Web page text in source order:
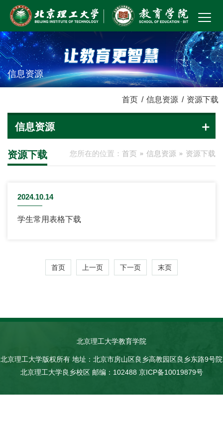
信息资源
首页 / 信息资源 / 资源下载
信息资源
您所在的位置： 首页 信息资源 资源下载
资源下载
2024.10.14
学生常用表格下载
首页 上一页 下一页 末页
北京理工大学教育学院
北京理工大学版权所有 地址：北京市房山区良乡高教园区良乡东路9号院
北京理工大学良乡校区 邮编：102488 京ICP备10019879号